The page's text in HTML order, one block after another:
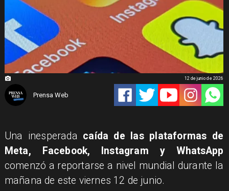
Prensa Web
12 de junio de 2026
Una inesperada caída de las plataformas de
Meta, Facebook, Instagram y WhatsApp
comenzó a reportarse a nivel mundial durante la
mañana de este viernes 12 de junio.